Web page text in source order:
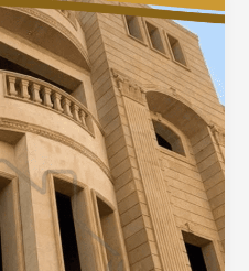
حجر
هيصم
مودرن
تناسب
بيتك؟
شوف
بنفسك